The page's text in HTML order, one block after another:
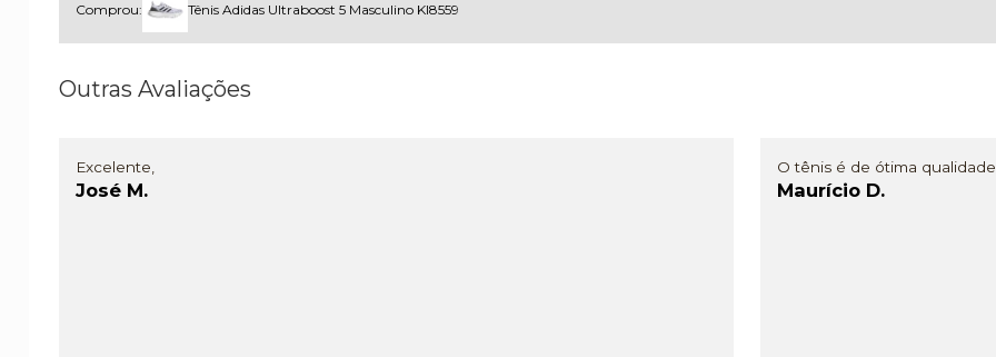
Comprou: Tênis Adidas Ultraboost 5 Masculino KI8559
Outras Avaliações
Excelente,
José M.
O tênis é de ótima
Maurício D.